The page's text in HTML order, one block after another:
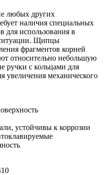
любых других
наличия специальных
для использования в
ситуации. Щипцы
фрагментов корней
относительно небольшую
ручки с кольцами для
увеличения механического
устойчивы к коррозии